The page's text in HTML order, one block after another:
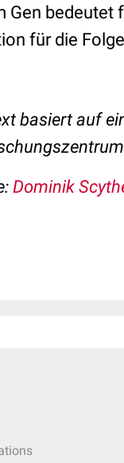
Gen bedeutet
für die
basiert auf
Dominik